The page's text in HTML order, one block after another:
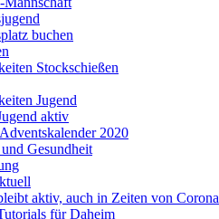
buchen
Stockschießen
Jugend
aktiv
Adventskalender 2020
Gesundheit
aktiv, auch in Zeiten von Corona
für Daheim